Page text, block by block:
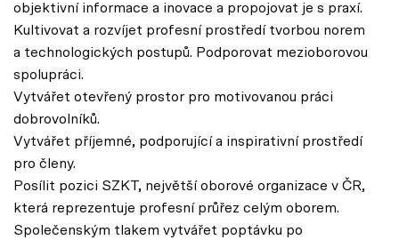
objektivní informace a inovace a propojovat je s praxí.
Kultivovat a rozvíjet profesní prostředí tvorbou norem
a technologických postupů. Podporovat mezioborovou
spolupráci.
Vytvářet otevřený prostor pro motivovanou práci
dobrovolníků.
Vytvářet příjemné, podporující a inspirativní prostředí
pro členy.
Posílit pozici SZKT, největší oborové organizace v ČR,
která reprezentuje profesní průřez celým oborem.
Společenským tlakem vytvářet poptávku po